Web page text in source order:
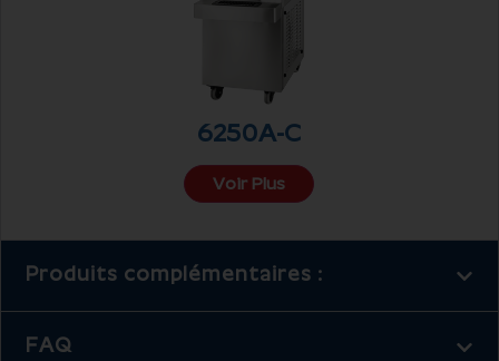
6250A-C
Voir Plus
Produits complémentaires :
FAQ